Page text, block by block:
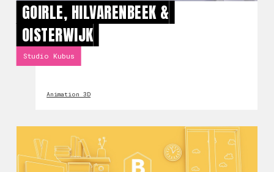
GOIRLE, HILVARENBEEK &
OISTERWIJK
Studio Kubus
Animation 3D